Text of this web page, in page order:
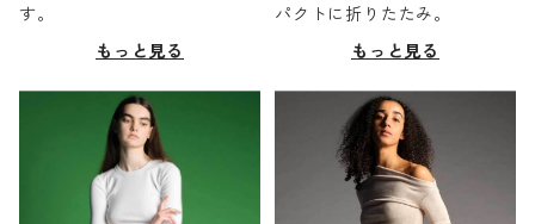
す。
もっと見る
パクトに折りたたみ。
もっと見る